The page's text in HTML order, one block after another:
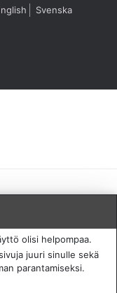
Svenska
olisi helpompaa.
juuri sinulle sekä
parantamiseksi.